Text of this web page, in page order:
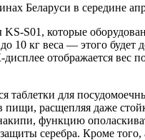
S01, которые
10 кг веса — этого
отображается вес
таблетки для
расщепляя даже
функцию
серебра. Кроме